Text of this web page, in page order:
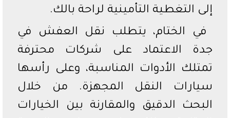
إلى التغطية التأمينية لراحة بالك.
في الختام، يتطلب نقل العفش في
جدة الاعتماد على شركات محترفة
تمتلك الأدوات المناسبة، وعلى رأسها
سيارات النقل المجهزة. من خلال
البحث الدقيق والمقارنة بين الخيارات